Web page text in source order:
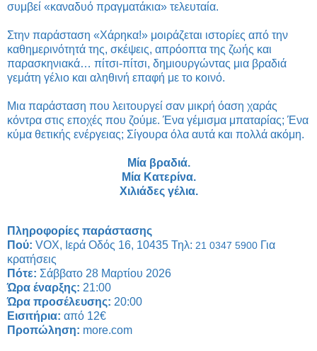
συμβεί «καναδυό πραγματάκια» τελευταία.
Στην παράσταση «Χάρηκα!» μοιράζεται ιστορίες από την
καθημερινότητά της, σκέψεις, απρόοπτα της ζωής και
παρασκηνιακά… πίτσι-πίτσι, δημιουργώντας μια βραδιά
γεμάτη γέλιο και αληθινή επαφή με το κοινό.
Μια παράσταση που λειτουργεί σαν μικρή όαση χαράς
κόντρα στις εποχές που ζούμε. Ένα γέμισμα μπαταρίας; Ένα
κύμα θετικής ενέργειας; Σίγουρα όλα αυτά και πολλά ακόμη.
Μία βραδιά.
Μία Κατερίνα.
Χιλιάδες γέλια.
Πληροφορίες παράστασης
Πού: VOX, Ιερά Οδός 16, 10435 Τηλ: 21 0347 5900 Για
κρατήσεις
Πότε: Σάββατο 28 Μαρτίου 2026
Ώρα έναρξης: 21:00
Ώρα προσέλευσης: 20:00
Εισιτήρια: από 12€
Προπώληση: more.com